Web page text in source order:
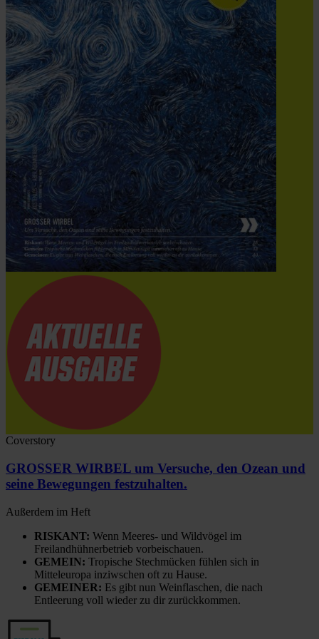
Coverstory
GROSSER WIRBEL um Versuche, den Ozean und
seine Bewegungen festzuhalten.
Außerdem im Heft
RISKANT: Wenn Meeres- und Wildvögel im
Freilandhühnerbetrieb vorbeischauen.
GEMEIN: Tropische Stechmücken fühlen sich in
Mitteleuropa inziwschen oft zu Hause.
GEMEINER: Es gibt nun Weinflaschen, die nach
Entleerung voll wieder zu dir zurückkommen.